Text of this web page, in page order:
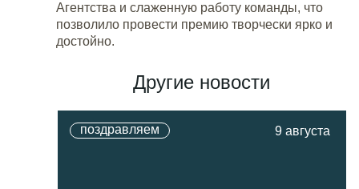
Агентства и слаженную работу команды, что
позволило провести премию творчески ярко и
достойно.
Другие новости
поздравляем 9 августа